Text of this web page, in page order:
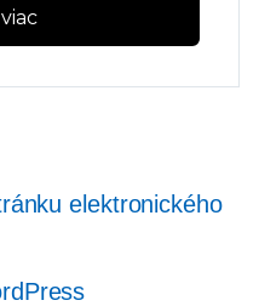
elektronického